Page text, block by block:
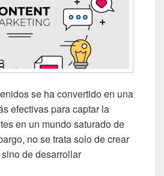
se ha convertido en una
efectivas para captar la
en un mundo saturado de
no se trata solo de crear
de desarrollar
de contenidos: cómo crear